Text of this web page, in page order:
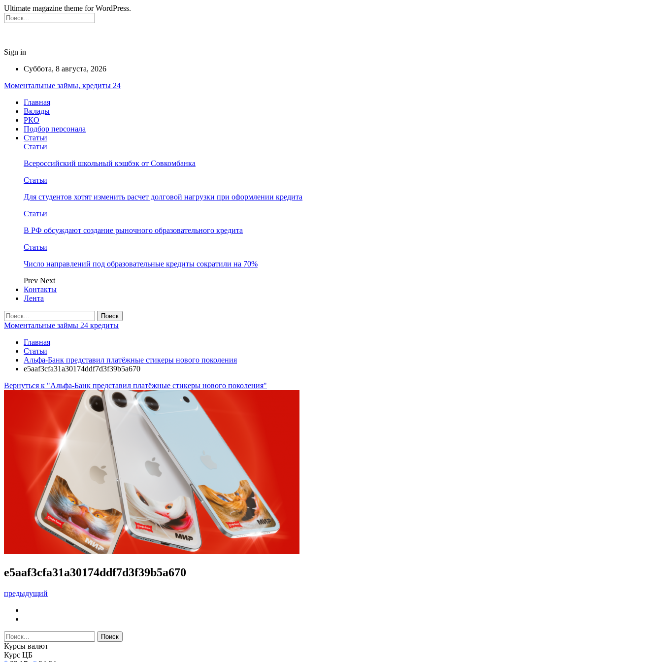
Ultimate magazine theme for WordPress.
Sign in
Суббота, 8 августа, 2026
Моментальные займы, кредиты 24
Главная
Вклады
РКО
Подбор персонала
Статьи
Статьи
Всероссийский школьный кэшбэк от Совкомбанка
Статьи
Для студентов хотят изменить расчет долговой нагрузки при оформлении кредита
Статьи
В РФ обсуждают создание рыночного образовательного кредита
Статьи
Число направлений под образовательные кредиты сократили на 70%
Prev Next
Контакты
Лента
Моментальные займы 24 кредиты
Главная
Статьи
Альфа-Банк представил платёжные стикеры нового поколения
e5aaf3cfa31a30174ddf7d3f39b5a670
Вернуться к "Альфа-Банк представил платёжные стикеры нового поколения"
e5aaf3cfa31a30174ddf7d3f39b5a670
предыдущий
Курсы валют
Курс ЦБ